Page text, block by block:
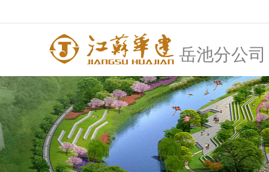
岳池分公司